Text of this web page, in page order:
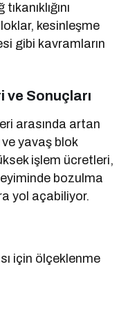
kesinleşme
gibi kavramların
ve Sonuçları
arasında artan
yavaş blok
işlem ücretleri,
bozulma
yol açabiliyor.
için ölçeklenme